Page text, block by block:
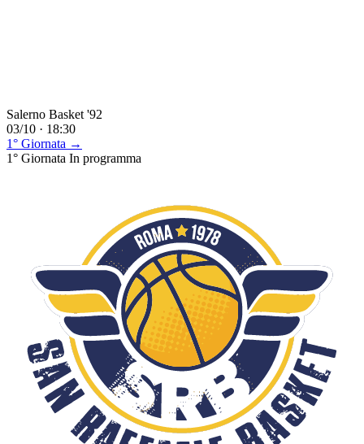
Salerno Basket '92
03/10 · 18:30
1° Giornata →
1° Giornata In programma